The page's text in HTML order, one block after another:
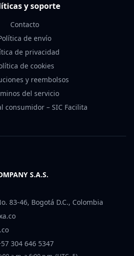
y soporte
Contacto
de envío
de privacidad
de cookies
y reembolsos
del servicio
consumidor – SIC Facilita
S.A.S.
83-46, Bogotá D.C., Colombia
304 646 5347